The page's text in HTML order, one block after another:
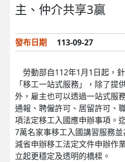
主、仲介共享3贏
發布日期 113-09-27
勞動部自112年1月1日起，
「移工一站式服務」，除了提
外，雇主也可以透過一站式服
通報、聘僱許可、居留許可、
項法定移工入國應申辦事項。
7萬名家事移工入國講習服務
減省申辦移工法定文件申辦作
立起更穩定及透明的橋樑。